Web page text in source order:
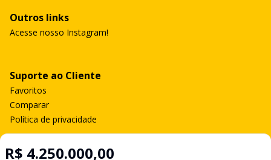
R$ 4.250.000,00
Outros links
Acesse nosso Instagram!
Suporte ao Cliente
Favoritos
Comparar
Política de privacidade